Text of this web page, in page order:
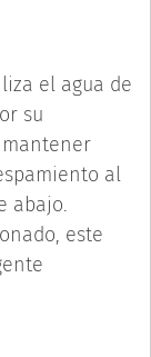
el agua de
su
al
abajo.
este